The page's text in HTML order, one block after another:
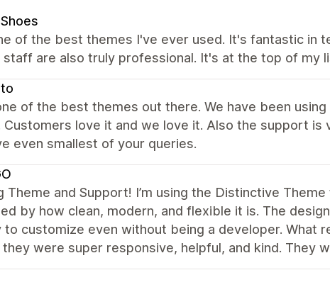
of the best themes I've ever used. It's fantastic in
are also truly professional. It's at the top of my
of the best themes out there. We have been
Customers love it and we love it. Also the support is
even smallest of your queries.
Theme and Support! I’m using the Distinctive
by how clean, modern, and flexible it is. The
to customize even without being a developer. What
were super responsive, helpful, and kind. They